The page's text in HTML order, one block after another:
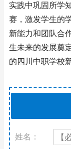
实践中巩固所学
赛，激发学生的
新能力和团队合
生未来的发展奠
的四川中职学校
姓名：